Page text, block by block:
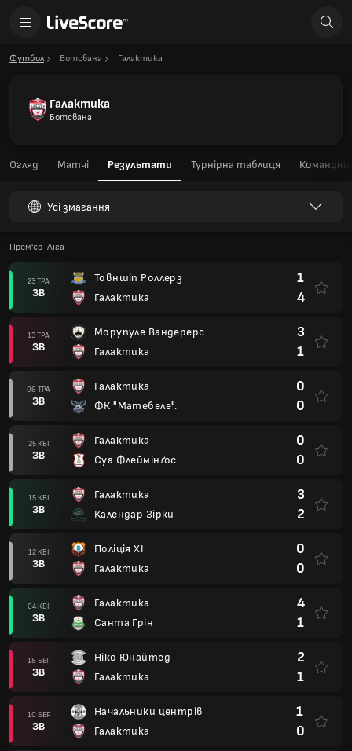
Футбол Ботсвана Галактика
Галактика
Ботсвана
Огляд Матчі Результати Турнірна таблиця
Усі змагання
Прем'єр-Ліга
23 ТРА
ЗВ
Товншіп Роллерз
Галактика
1
4
13 ТРА
ЗВ
Морупуле Вандерерс
Галактика
3
1
06 ТРА
ЗВ
Галактика
ФК "Матебеле".
0
0
25 КВІ
ЗВ
Галактика
Суа Флеймінґос
0
0
15 КВІ
ЗВ
Галактика
Календар Зірки
3
2
12 КВІ
ЗВ
Поліція XI
Галактика
0
0
04 КВІ
ЗВ
Галактика
Санта Грін
4
1
18 БЕР
ЗВ
Ніко Юнайтед
Галактика
2
1
10 БЕР
ЗВ
Начальники центрів
Галактика
1
0